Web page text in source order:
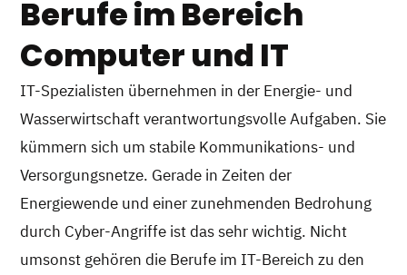
Berufe im Bereich
Computer und IT
IT-Spezialisten übernehmen in der Energie- und
Wasserwirtschaft verantwortungsvolle Aufgaben. Sie
kümmern sich um stabile Kommunikations- und
Versorgungsnetze. Gerade in Zeiten der
Energiewende und einer zunehmenden Bedrohung
durch Cyber-Angriffe ist das sehr wichtig. Nicht
umsonst gehören die Berufe im IT-Bereich zu den